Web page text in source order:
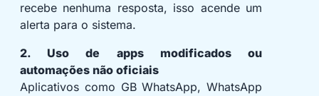
recebe nenhuma resposta, isso acende um
alerta para o sistema.
2. Uso de apps modificados ou
automações não oficiais
Aplicativos como GB WhatsApp, WhatsApp